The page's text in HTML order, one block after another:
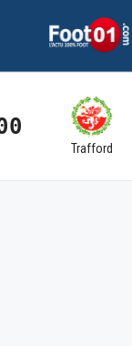
Trafford